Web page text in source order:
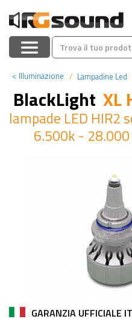
< Illuminazione Lampadine Led
BlackLight XL
lampade LED HIR2
6.500k -
GARANZIA UFFICIALE